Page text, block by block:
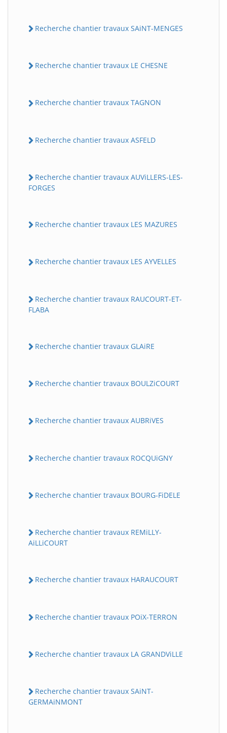
Recherche chantier travaux SAiNT-MENGES
Recherche chantier travaux LE CHESNE
Recherche chantier travaux TAGNON
Recherche chantier travaux ASFELD
Recherche chantier travaux AUViLLERS-LES-
FORGES
Recherche chantier travaux LES MAZURES
Recherche chantier travaux LES AYVELLES
Recherche chantier travaux RAUCOURT-ET-
FLABA
Recherche chantier travaux GLAiRE
Recherche chantier travaux BOULZiCOURT
Recherche chantier travaux AUBRiVES
Recherche chantier travaux ROCQUiGNY
Recherche chantier travaux BOURG-FiDELE
Recherche chantier travaux REMiLLY-
AiLLiCOURT
Recherche chantier travaux HARAUCOURT
Recherche chantier travaux POiX-TERRON
Recherche chantier travaux LA GRANDViLLE
Recherche chantier travaux SAiNT-
GERMAiNMONT